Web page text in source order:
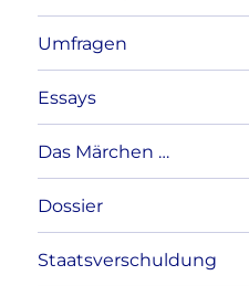
Umfragen
Essays
Das Märchen …
Dossier
Staatsverschuldung